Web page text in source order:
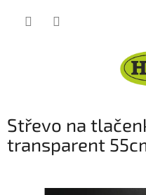
Střevo na
transparent